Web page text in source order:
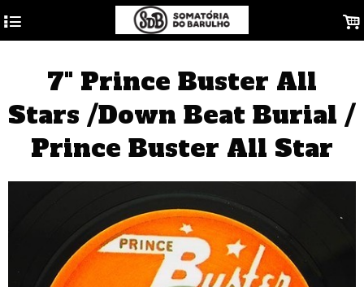
4 .
7" Prince Buster All
Stars /Down Beat Burial /
Prince Buster All Star